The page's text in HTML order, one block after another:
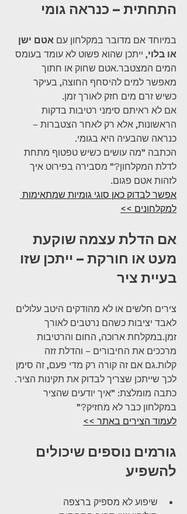
התחתית – כנראה גומי
במיוחד אם מדובר במקלחון עם אטם ישן
או בלוי, ייתכן שהוא פשוט לא עומד בעומס
המים המצטבר.אטם שחוק או חתוך
מאפשר למים להיסחף החוצה, בעיקר
כשיש זרם מים חזק לאורך זמן.
אם לא ראיתם סימני רטיבות בדקות
הראשונות, אלא רק לאחר הצטברות –
כנראה שהבעיה היא בגומי.
הכתבה "מה עושים כשיש טפטוף מתחת
לדלת המקלחון?" מסבירה בפירוט איך
לזהות אטם פגום.
אפשר לבדוק כאן סוגי גומיות שמתאימות
למקלחונים >>
אם הדלת עצמה שוקעת
מעט או חורקת – ייתכן שזו
בעיית ציר
צירים חלשים או לא מהודקים היטב עלולים
לאבד יציבות כשהם נרטבים לאורך
זמן.במקלחת ארוכה, החום והרטיבות
מרככים את החיבורים – והדלת זזה
קלות.גם אם זה קורה רק מדי פעם, זה סימן
לכך שייתכן שצריך לבדוק את תקינות הציר.
כתבה מומלצת: "איך יודעים שהציר
במקלחון כבר לא מחזיק?"
לעמוד הצירים באתר >>
גורמים נוספים שיכולים
להשפיע
שיפוע לא מספיק ברצפה